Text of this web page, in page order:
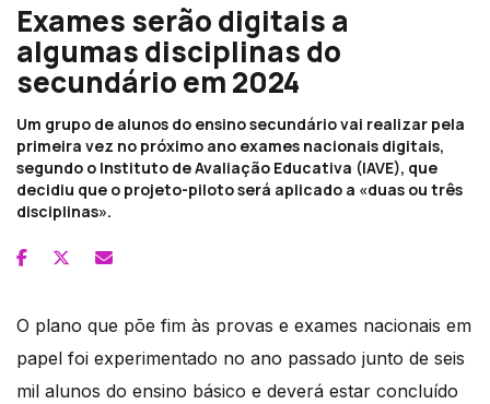
Exames serão digitais a
algumas disciplinas do
secundário em 2024
Um grupo de alunos do ensino secundário vai realizar pela
primeira vez no próximo ano exames nacionais digitais,
segundo o Instituto de Avaliação Educativa (IAVE), que
decidiu que o projeto-piloto será aplicado a «duas ou três
disciplinas».
O plano que põe fim às provas e exames nacionais em
papel foi experimentado no ano passado junto de seis
mil alunos do ensino básico e deverá estar concluído